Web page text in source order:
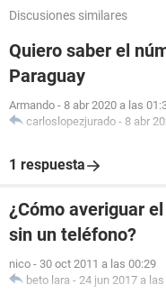
Discusiones similares
Quiero saber el
Paraguay
Armando - 8 abr 2020 a las
carloslopezjurado - 8 abr
1 respuesta
¿Cómo averiguar
sin un teléfono?
nico - 30 oct 2011 a las 00:29
beto lara - 24 jun 2017 a